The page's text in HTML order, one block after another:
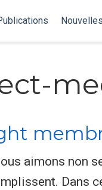
Nouvelles
aimons non
Dans